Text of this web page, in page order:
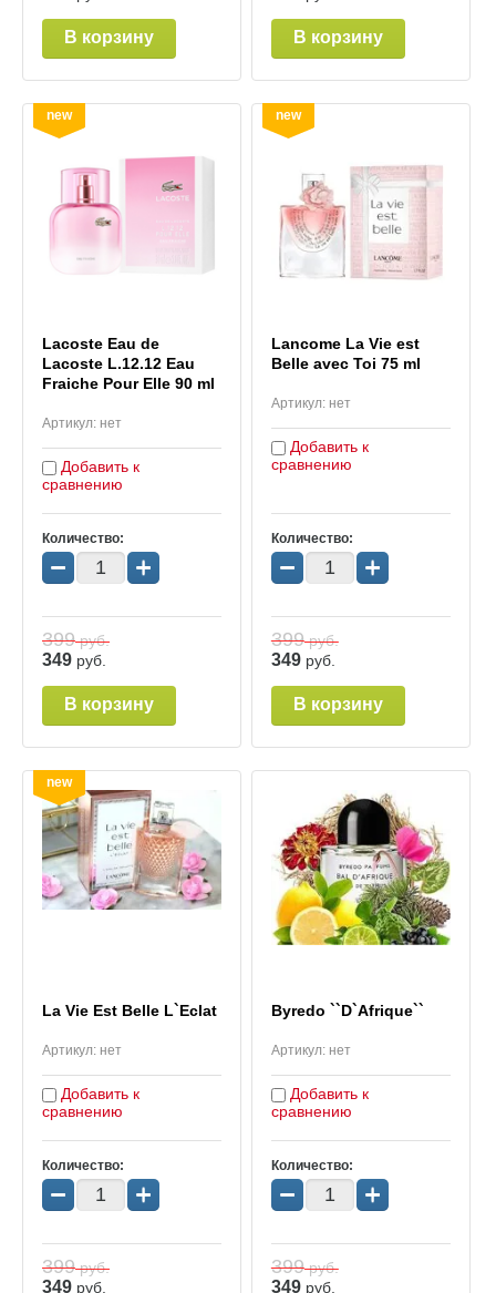
В корзину В корзину
new
Lacoste Eau de
Lacoste L.12.12 Eau
Fraiche Pour Elle 90 ml
Артикул: нет
Добавить к
сравнению
Количество:
− +
399руб.
349 руб.
В корзину
new
Lancome La Vie est
Belle avec Toi 75 ml
Артикул:нет
Добавить к
сравнению
Количество:
− +
399руб.
349 руб.
В корзину
new
La Vie Est Belle L`Eclat
Артикул: нет
Добавить к
сравнению
Количество:
− +
399руб.
349 руб.
Byredo ``D`Afrique``
Артикул:нет
Добавить к
сравнению
Количество:
− +
399руб.
349 руб.